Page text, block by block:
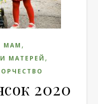
МАМ ,
МАТЕРЕЙ ,
2020